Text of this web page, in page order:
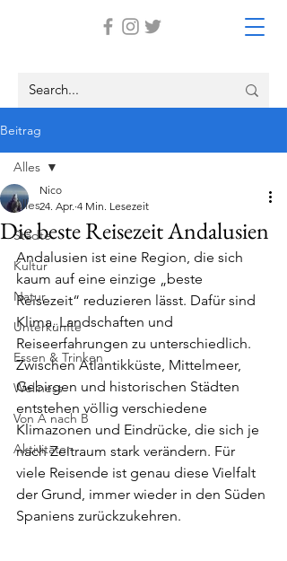
Beitrag
Alles
Städte
Kultur
Natur
Unterkünfte
Essen & Trinken
Wellness
Von A nach B
Aktivitäten
Alles
Die beste Reisezeit Andalusien
Nico
24. Apr. 4 Min. Lesezeit
Andalusien ist eine Region, die sich
kaum auf eine einzige „beste
Reisezeit“ reduzieren lässt. Dafür sind
Klima, Landschaften und
Reiseerfahrungen zu unterschiedlich.
Zwischen Atlantikküste, Mittelmeer,
Gebirgen und historischen Städten
entstehen völlig verschiedene
Klimazonen und Eindrücke, die sich je
nach Zeitraum stark verändern. Für
viele Reisende ist genau diese Vielfalt
der Grund, immer wieder in den Süden
Spaniens zurückzukehren.